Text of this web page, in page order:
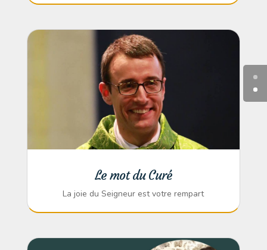
Le mot du Curé
La joie du Seigneur est votre rempart